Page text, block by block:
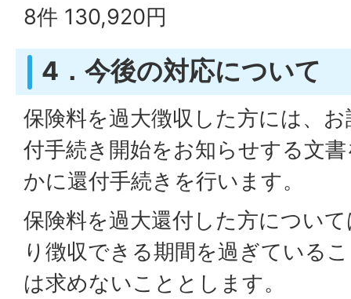
8件 130,920円
4．今後の対応について
保険料を過大徴収した方には、
付手続き開始をお知らせする文
かに還付手続きを行います。
保険料を過大還付した方につい
り徴収できる期間を過ぎている
は求めないこととします。